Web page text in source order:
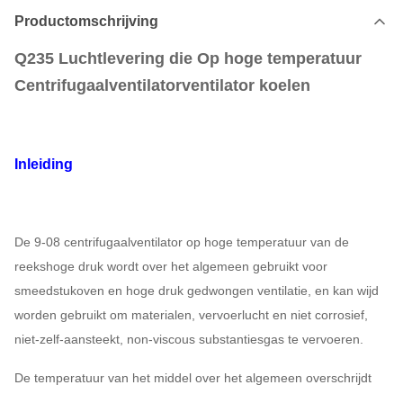
Productomschrijving
Q235 Luchtlevering die Op hoge temperatuur
Centrifugaalventilatorventilator koelen
Inleiding
De 9-08 centrifugaalventilator op hoge temperatuur van de
reekshoge druk wordt over het algemeen gebruikt voor
smeedstukoven en hoge druk gedwongen ventilatie, en kan wijd
worden gebruikt om materialen, vervoerlucht en niet corrosief,
niet-zelf-aansteekt, non-viscous substantiesgas te vervoeren.
De temperatuur van het middel over het algemeen overschrijdt